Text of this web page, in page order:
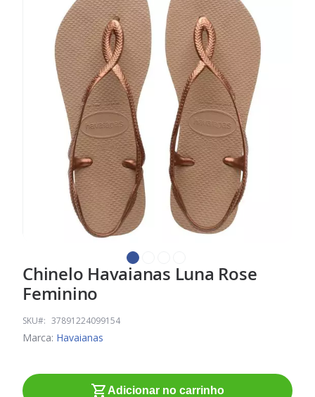
imagens
Saltar
para
o
início
da
imagens
Chinelo Havaianas Luna Rose
Feminino
SKU 37891224099154
Marca: Havaianas
Adicionar no carrinho